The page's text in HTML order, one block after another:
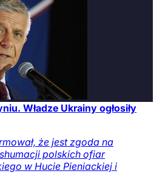
Władze Ukrainy ogłosiły
że jest zgoda na
polskich ofiar
w Hucie Pieniackiej i